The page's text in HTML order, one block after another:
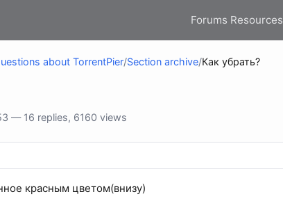
Forums Resources
about TorrentPier/Section archive/Как убрать?
— 16 replies, 6160 views
красным цветом(внизу)